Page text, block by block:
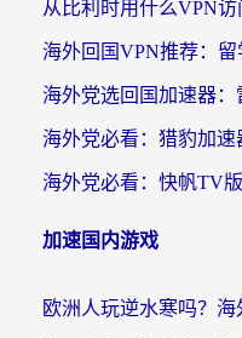
加速国内游戏